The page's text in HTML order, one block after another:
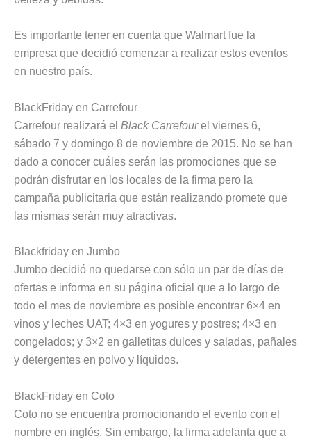
Es importante tener en cuenta que Walmart fue la
empresa que decidió comenzar a realizar estos eventos
en nuestro país.
BlackFriday en Carrefour
Carrefour realizará el Black Carrefourel viernes 6,
sábado 7 y domingo 8 de noviembre de 2015. No se han
dado a conocer cuáles serán las promociones que se
podrán disfrutar en los locales de la firma pero la
campaña publicitaria que están realizando promete que
las mismas serán muy atractivas.
Blackfriday en Jumbo
Jumbo decidió no quedarse con sólo un par de días de
ofertas e informa en su página oficial que a lo largo de
todo el mes de noviembre es posible encontrar 6×4 en
vinos y leches UAT; 4×3 en yogures y postres; 4×3 en
congelados; y 3×2 en galletitas dulces y saladas, pañales
y detergentes en polvo y líquidos.
BlackFriday en Coto
Coto no se encuentra promocionando el evento con el
nombre en inglés. Sin embargo, la firma adelanta que a